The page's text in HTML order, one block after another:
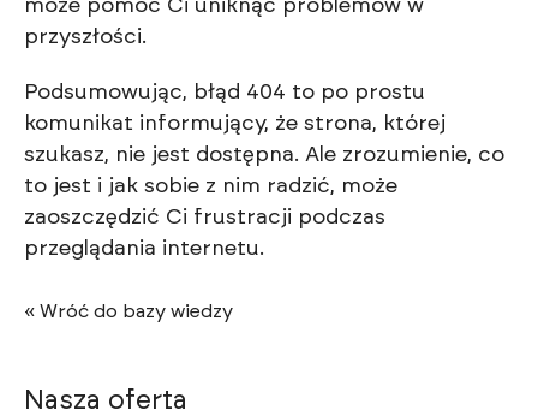
może pomóc Ci uniknąć problemów w
przyszłości.
Podsumowując, błąd 404 to po prostu
komunikat informujący, że strona, której
szukasz, nie jest dostępna. Ale zrozumienie, co
to jest i jak sobie z nim radzić, może
zaoszczędzić Ci frustracji podczas
przeglądania internetu.
« Wróć do bazy wiedzy
Nasza oferta